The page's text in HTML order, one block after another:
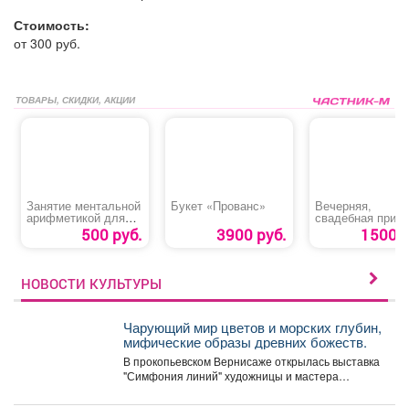
Стоимость:
от 300 руб.
ТОВАРЫ, СКИДКИ, АКЦИИ
Занятие ментальной
арифметикой для
детей с 5 до 14 лет
500 руб.
Букет «Прованс»
3900 руб.
Вечерняя,
свадебная
1500
НОВОСТИ КУЛЬТУРЫ
Чарующий мир цветов и морских глубин,
мифические образы древних божеств.
В прокопьевском Вернисаже открылась выставка
"Симфония линий" художницы и мастера